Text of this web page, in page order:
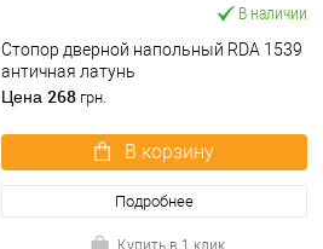
В наличии
Стопор дверной напольный RDA 1539
античная латунь
Цена 268 грн.
В корзину
Подробнее